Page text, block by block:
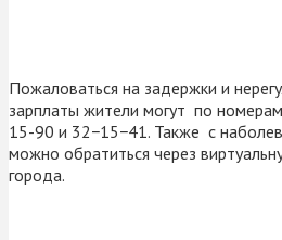
Пожаловаться на задержки и
зарплаты жители могут по
15-90 и 32−15−41. Также с
можно обратиться через
города.